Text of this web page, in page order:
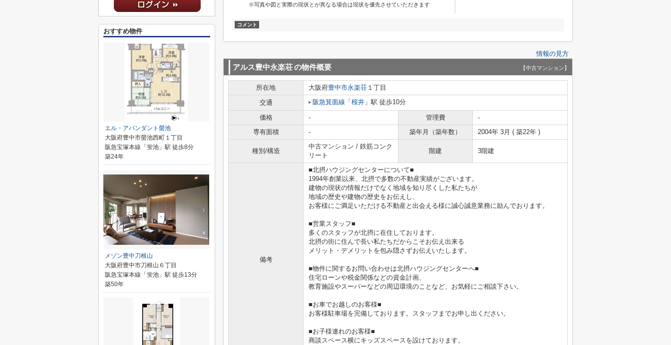
※写真や図と実際の現状とが異なる場合は現状を優先させていただきます
コメント
情報の見方
アルス豊中永楽荘の物件概要 【中古マンション】
所在地 大阪府豊中市永楽荘 １丁目
交通
阪急箕面線 「 桜井 」駅 徒歩10分
価格 - 管理費
-
専有面積
- 築年月（築年数） 2004年 3月 ( 築22年 )
種別/構造
中古マンション / 鉄筋コンク
リート
階建 3階建
備考
■北摂ハウジングセンターについて■
1994年創業以来、北摂で多数の不動産実績がございます。
建物の現状の情報だけでなく地域を知り尽くした私たちが
地域の歴史や建物の歴史をお伝えし、
お客様にご満足いただける不動産と出会える様に誠心誠意業務に励んでおります。
■営業スタッフ■
多くのスタッフが北摂に在住しております。
北摂の街に住んで長い私たちだからこそお伝え出来る
メリット・デメリットを包み隠さずお伝えいたします。
■物件に関するお問い合わせは北摂ハウジングセンターへ■
住宅ローンや税金関係などの資金計画、
教育施設やスーパーなどの周辺環境のことなど、お気軽にご相談下さい。
■お車でお越しのお客様■
お客様駐車場を完備しております。スタッフまでお申し出ください。
■お子様連れのお客様■
商談スペース横にキッズスペースを設けております。
おすすめ物件
エル・アバンダント螢池
大阪府豊中市螢池西町１丁目
阪急宝塚本線「蛍池」駅 徒歩8分
築24年
メゾン豊中刀根山
大阪府豊中市刀根山６丁目
阪急宝塚本線「蛍池」駅 徒歩13分
築50年